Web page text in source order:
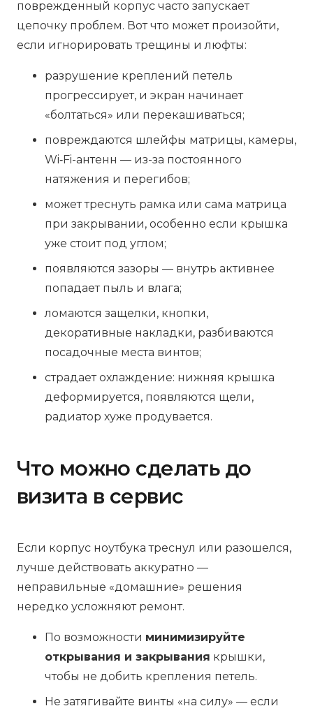
поврежденный корпус часто запускает
цепочку проблем. Вот что может произойти,
если игнорировать трещины и люфты:
разрушение креплений петель
прогрессирует, и экран начинает
«болтаться» или перекашиваться;
повреждаются шлейфы матрицы, камеры,
Wi‑Fi-антенн — из-за постоянного
натяжения и перегибов;
может треснуть рамка или сама матрица
при закрывании, особенно если крышка
уже стоит под углом;
появляются зазоры — внутрь активнее
попадает пыль и влага;
ломаются защелки, кнопки,
декоративные накладки, разбиваются
посадочные места винтов;
страдает охлаждение: нижняя крышка
деформируется, появляются щели,
радиатор хуже продувается.
Что можно сделать до
визита в сервис
Если корпус ноутбука треснул или разошелся,
лучше действовать аккуратно —
неправильные «домашние» решения
нередко усложняют ремонт.
По возможности минимизируйте
открывания и закрывания крышки,
чтобы не добить крепления петель.
Не затягивайте винты «на силу» — если